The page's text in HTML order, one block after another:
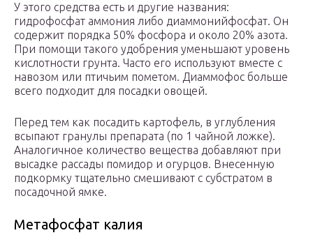
У этого средства есть и другие названия:
гидрофосфат аммония либо диаммонийфосфат. Он
содержит порядка 50% фосфора и около 20% азота.
При помощи такого удобрения уменьшают уровень
кислотности грунта. Часто его используют вместе с
навозом или птичьим пометом. Диаммофос больше
всего подходит для посадки овощей.
Перед тем как посадить картофель, в углубления
всыпают гранулы препарата (по 1 чайной ложке).
Аналогичное количество вещества добавляют при
высадке рассады помидор и огурцов. Внесенную
подкормку тщательно смешивают с субстратом в
посадочной ямке.
Метафосфат калия